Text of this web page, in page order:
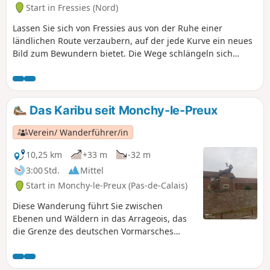
insbesondere für Reiher, Sumpfrohrsänger und
Ringelnattern.
Start in Fressies (Nord)
Lassen Sie sich von Fressies aus von der Ruhe einer
ländlichen Route verzaubern, auf der jede Kurve ein neues
Bild zum Bewundern bietet. Die Wege schlängeln sich
nach Aubencheul-au-Bac, einem kleinen Dorf, in dem die
Zeit langsamer zu vergehen scheint. Auf dem Weg nach
Hem-Lenglet offenbart die Wanderung authentische und
beruhigende Landschaften, unterbrochen von
Baumkonturen und roten Ziegeldächern. Eine Route, die
dazu einlädt, den Moment zu genießen, tief durchzuatmen
und sich von der Ruhe des Ortes durchdringen zu lassen.
Das Karibu seit Monchy-le-Preux
Verein/ Wanderführer/in
10,25 km
+33 m
-32 m
3:00 Std.
Mittel
Start in Monchy-le-Preux (Pas-de-Calais)
Diese Wanderung führt Sie zwischen
Ebenen und Wäldern in das Arrageois, das
die Grenze des deutschen Vormarsches
Grenzstein ist auf der RD 939 zu sehen. Von